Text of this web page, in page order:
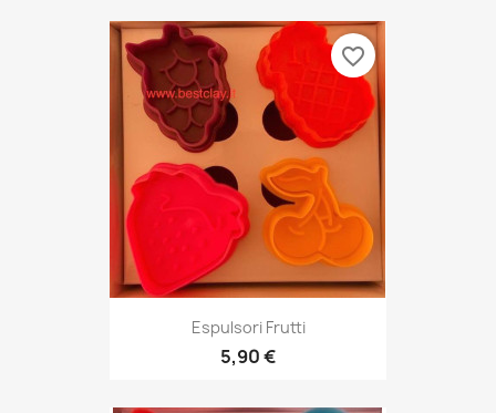
Espulsori Frutti
5,90 €
favorite_border